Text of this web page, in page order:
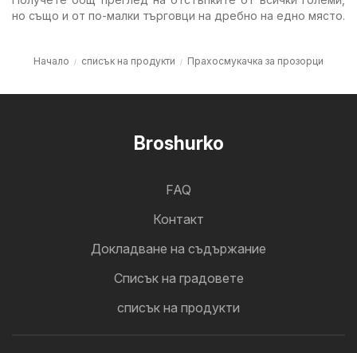
но също и от по-малки търговци на дребно на едно място.
Начало списък на продукти Прахосмукачка за прозорци
Broshurko
FAQ
Контакт
Докладване на съдържание
Cписък на градовете
списък на продукти